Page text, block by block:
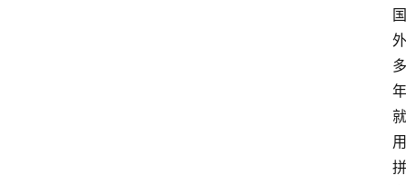
国
外
多
年
就
用
拼